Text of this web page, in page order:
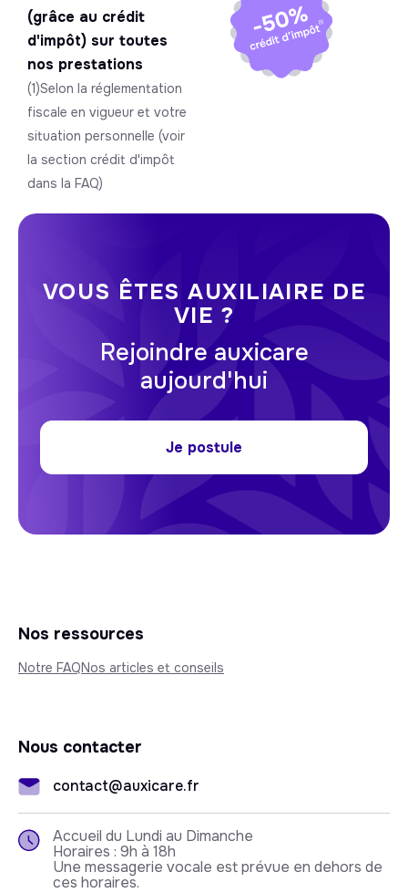
(grâce au crédit
d'impôt) sur toutes
nos prestations
(1)Selon la réglementation
fiscale en vigueur et votre
situation personnelle (voir
la section crédit d'impôt
dans la FAQ)
VOUS ÊTES AUXILIAIRE DE
VIE ?
Rejoindre auxicare
aujourd'hui
Je postule
Nos ressources
Notre FAQNos articles et conseils
Nous contacter
contact@auxicare.fr
Accueil du Lundi au Dimanche
Horaires : 9h à 18h
Une messagerie vocale est prévue en dehors de
ces horaires.